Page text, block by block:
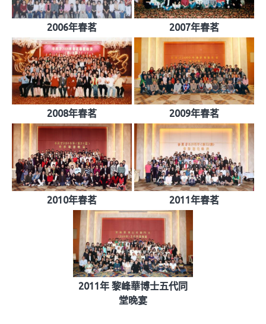
2006年春茗 2007年春茗
2008年春茗 2009年春茗
2010年春茗 2011年春茗
2011年 黎峰華博士五代同
堂晚宴